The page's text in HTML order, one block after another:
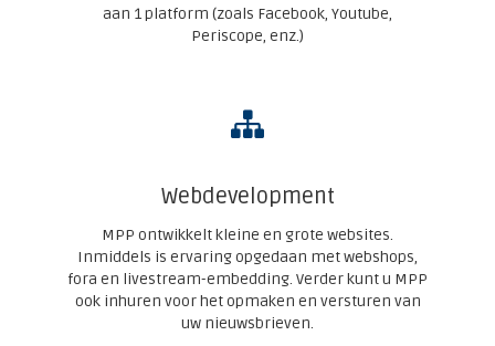
aan 1 platform (zoals Facebook, Youtube,
Periscope, enz.)
Webdevelopment
MPP ontwikkelt kleine en grote websites.
Inmiddels is ervaring opgedaan met webshops,
fora en livestream-embedding. Verder kunt u MPP
ook inhuren voor het opmaken en versturen van
uw nieuwsbrieven.